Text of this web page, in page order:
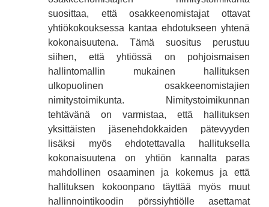
suosittaa, että osakkeenomistajat ottavat
yhtiökokouksessa kantaa ehdotukseen yhtenä
kokonaisuutena. Tämä suositus perustuu
siihen, että yhtiössä on pohjoismaisen
hallintomallin mukainen hallituksen
ulkopuolinen osakkeenomistajien
nimitystoimikunta. Nimitystoimikunnan
tehtävänä on varmistaa, että hallituksen
yksittäisten jäsenehdokkaiden pätevyyden
lisäksi myös ehdotettavalla hallituksella
kokonaisuutena on yhtiön kannalta paras
mahdollinen osaaminen ja kokemus ja että
hallituksen kokoonpano täyttää myös muut
hallinnointikoodin pörssiyhtiölle asettamat